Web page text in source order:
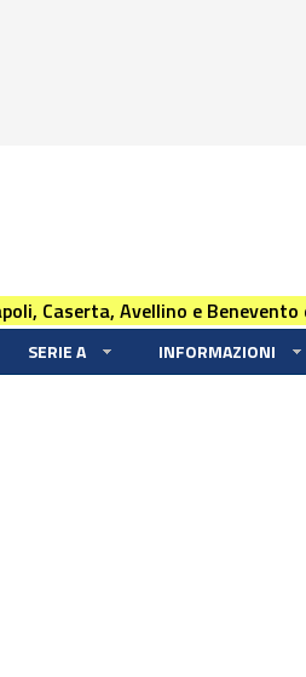
Caserta, Avellino e Benevento
SERIE A INFORMAZIONI